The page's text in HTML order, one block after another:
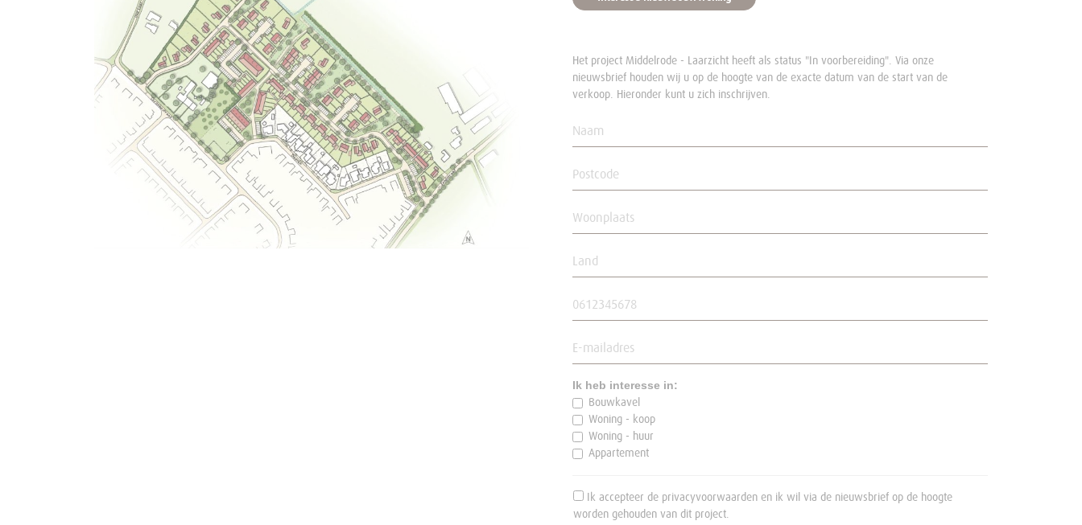
Het project Middelrode - Laarzicht heeft als status "In voorbereiding". Via onze
nieuwsbrief houden wij u op de hoogte van de exacte datum van de start van de
verkoop. Hieronder kunt u zich inschrijven.
Ik heb interesse in:
Bouwkavel
Woning - koop
Woning - huur
Appartement
Ik accepteer de privacyvoorwaarden en ik wil via de nieuwsbrief op de hoogte
worden gehouden van dit project.